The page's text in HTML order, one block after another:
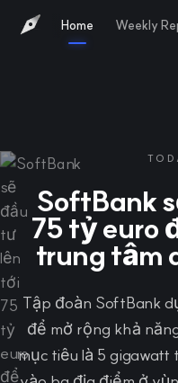
Home Weekly
SoftBank
75 tỷ euro
trung tâm
Tập đoàn SoftBank
để mở rộng khả
mục tiêu là 5